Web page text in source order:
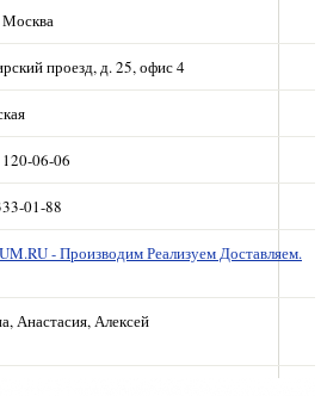
проезд, д. 25, офис 4
06-06
01-88
- Производим Реализуем Доставляем.
Анастасия, Алексей